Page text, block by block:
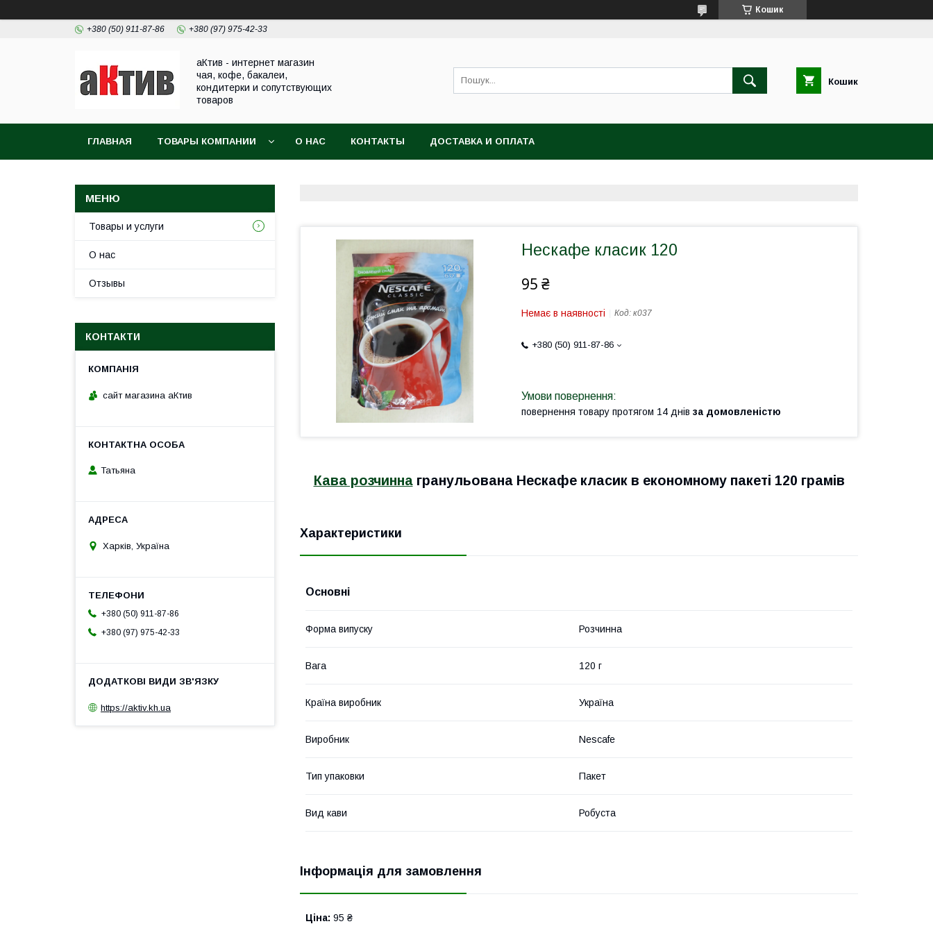
Кошик
+380 (50) 911-87-86 +380 (97) 975-42-33
аКтив - интернет магазин
чая, кофе, бакалеи,
кондитерки и сопутствующих
товаров
Кошик
ГЛАВНАЯ ТОВАРЫ КОМПАНИИ О НАС КОНТАКТЫ ДОСТАВКА И ОПЛАТА
Нескафе класик 120
95 ₴
Немає в наявності Код: к037
+380 (50) 911-87-86
повернення товару протягом 14 днів за домовленістю
Кава розчиннагранульована Нескафе класик в економному пакеті 120 грамів
Характеристики
Основні
Форма випуску Розчинна
Вага 120 г
Країна виробник Україна
Виробник Nescafe
Тип упаковки Пакет
Вид кави Робуста
Інформація для замовлення
Ціна: 95 ₴
Товары и услуги
О нас
Отзывы
КОНТАКТИ
сайт магазина аКтив
Татьяна
Харків, Україна
+380 (50) 911-87-86
+380 (97) 975-42-33
https://aktiv.kh.ua